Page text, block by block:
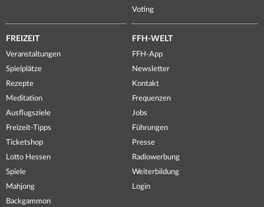
Voting
FREIZEIT
Veranstaltungen
Spielplätze
Rezepte
Meditation
Ausflugsziele
Freizeit-Tipps
Ticketshop
Lotto Hessen
Spiele
Mahjong
Backgammon
FFH-WELT
FFH-App
Newsletter
Kontakt
Frequenzen
Jobs
Führungen
Presse
Radiowerbung
Weiterbildung
Login